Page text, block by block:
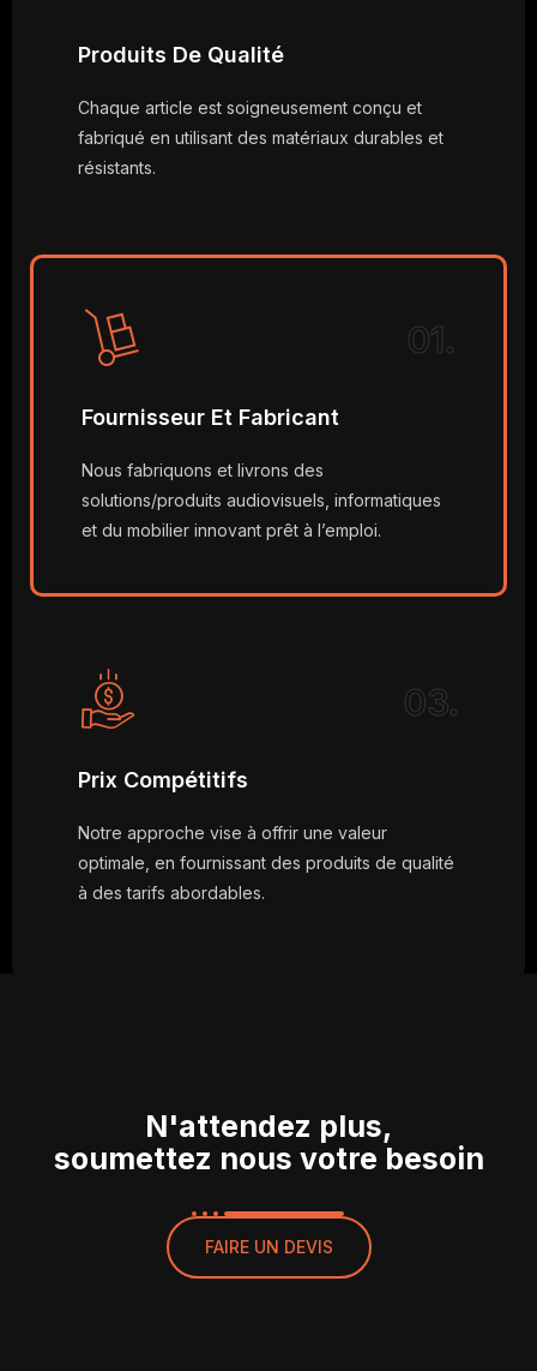
Produits De Qualité
Chaque article est soigneusement conçu et
fabriqué en utilisant des matériaux durables et
résistants.
01.
Fournisseur Et Fabricant
Nous fabriquons et livrons des
solutions/produits audiovisuels, informatiques
et du mobilier innovant prêt à l’emploi.
03.
Prix Compétitifs
Notre approche vise à offrir une valeur
optimale, en fournissant des produits de qualité
à des tarifs abordables.
N'attendez plus,
soumettez nous votre besoin
FAIRE UN DEVIS